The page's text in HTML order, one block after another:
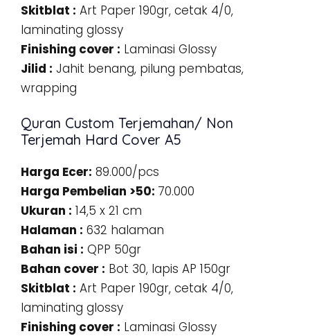
Skitblat : Art Paper 190gr, cetak 4/0,
laminating glossy
Finishing cover : Laminasi Glossy
Jilid : Jahit benang, pilung pembatas,
wrapping
Quran Custom Terjemahan/ Non
Terjemah Hard Cover A5
Harga Ecer: 89.000/pcs
Harga Pembelian >50: 70.000
Ukuran : 14,5 x 21 cm
Halaman : 632 halaman
Bahan isi : QPP 50gr
Bahan cover : Bot 30, lapis AP 150gr
Skitblat : Art Paper 190gr, cetak 4/0,
laminating glossy
Finishing cover : Laminasi Glossy